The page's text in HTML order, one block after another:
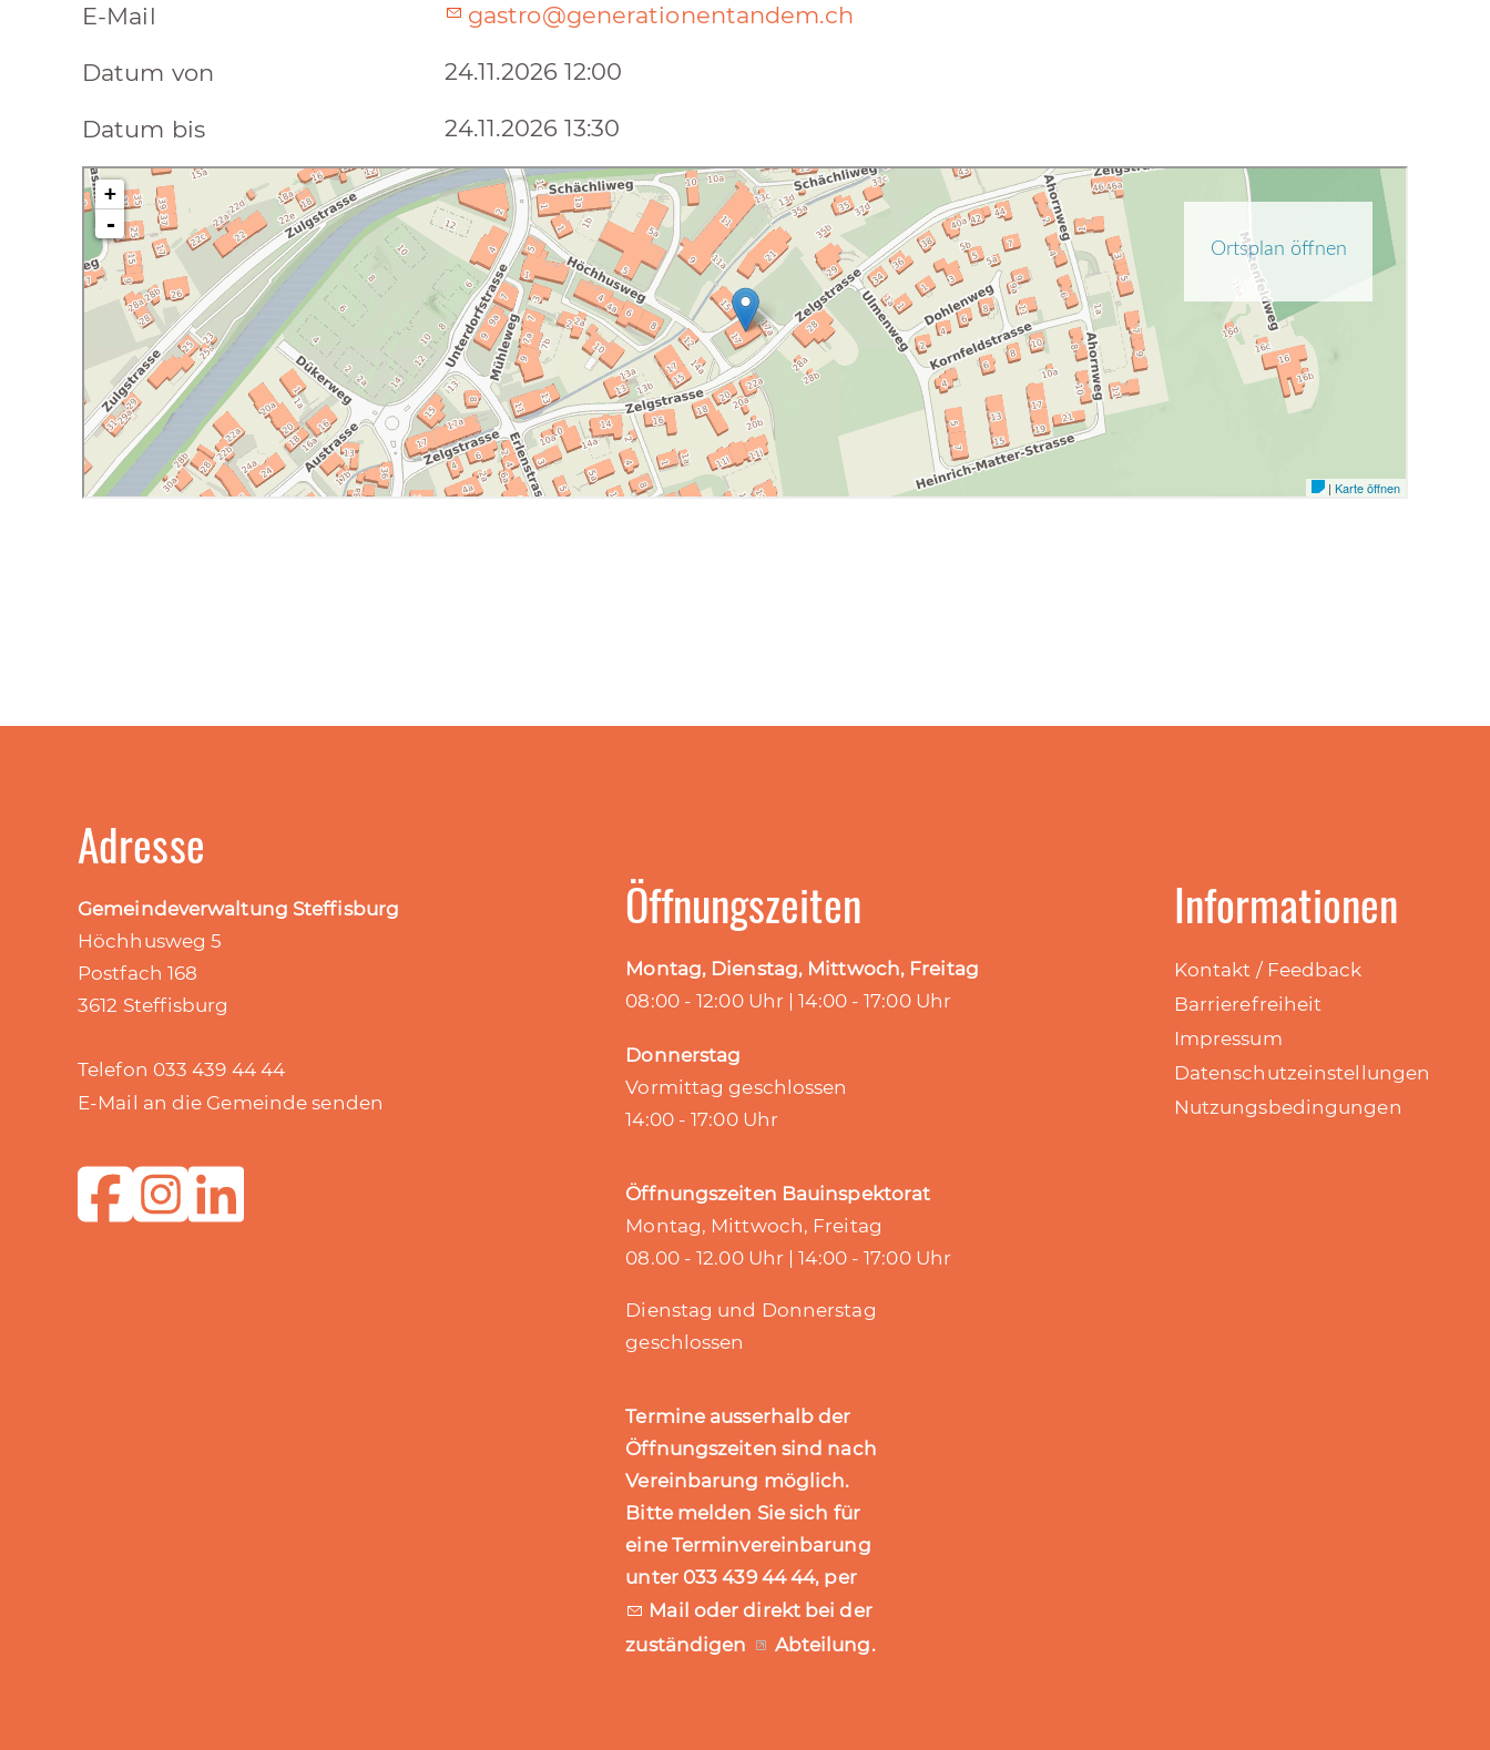
E-Mail gastro@generationentandem.ch
Datum von 24.11.2026 12:00
Datum bis 24.11.2026 13:30
Adresse
Gemeindeverwaltung Steffisburg
Höchhusweg 5
Postfach 168
3612 Steffisburg
Telefon 033 439 44 44
E-Mail an die Gemeinde senden
Öffnungszeiten
Montag, Dienstag, Mittwoch, Freitag
08:00 - 12:00 Uhr | 14:00 - 17:00 Uhr
Donnerstag
Vormittag geschlossen
14:00 - 17:00 Uhr
Öffnungszeiten Bauinspektorat
Montag, Mittwoch, Freitag
08.00 - 12.00 Uhr | 14:00 - 17:00 Uhr
Dienstag und Donnerstag
geschlossen
Termine ausserhalb der
Öffnungszeiten sind nach
Vereinbarung möglich.
Bitte melden Sie sich für
eine Terminvereinbarung
unter 033 439 44 44, per
Mail oder direkt bei der
zuständigen
Abteilung.
Informationen
Kontakt / Feedback
Barrierefreiheit
Impressum
Datenschutzeinstellungen
Nutzungsbedingungen